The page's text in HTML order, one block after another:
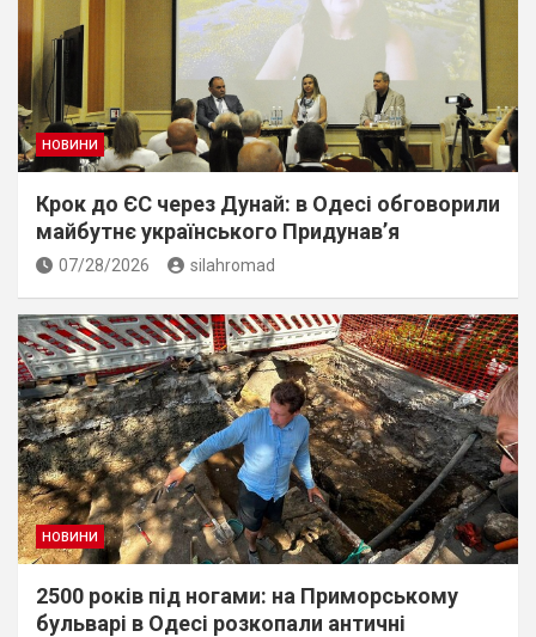
НОВИНИ
Крок до ЄС через Дунай: в Одесі обговорили
майбутнє українського Придунав’я
07/28/2026 silahromad
НОВИНИ
2500 років під ногами: на Приморському
бульварі в Одесі розкопали античні